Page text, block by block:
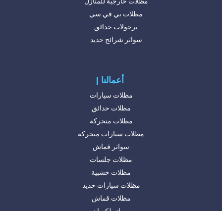
مظلات بي في سي
برجولات حدائق
سواتر شرائح حديد
مظلات سيارات
مظلات حدائق
مظلات متحركة
مظلات سيارات متحركة
سواتر قماش
مظلات جلسات
مظلات خشبية
مظلات سيارات حديد
مظلات قماش